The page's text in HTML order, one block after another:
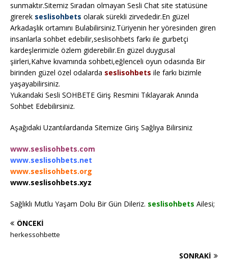
sunmaktır.Sitemiz Sıradan olmayan Sesli Chat site statüsüne
girerek seslisohbets olarak sürekli zirvededir.En güzel
Arkadaşlık ortamını Bulabilirsiniz.Türiyenin her yöresinden giren
insanlarla sohbet edebilir,seslisohbets farkı ile gurbetçi
kardeşlerimizle özlem giderebilir.En güzel duygusal
şiirleri,Kahve kıvamında sohbeti,eğlenceli oyun odasında Bir
birinden güzel özel odalarda seslisohbets ile farkı bizimle
yaşayabilirsiniz.
Yukarıdaki Sesli SOHBETE Giriş Resmini Tıklayarak Anında
Sohbet Edebilirsiniz.
Aşağıdaki Uzantılardanda Sitemize Giriş Sağlıya Bilirsiniz
www.seslisohbets.com
www.seslisohbets.net
www.seslisohbets.org
www.seslisohbets.xyz
Sağlıklı Mutlu Yaşam Dolu Bir Gün Dileriz. seslisohbets Ailesi;
ÖNCEKI
herkessohbette
SONRAKI